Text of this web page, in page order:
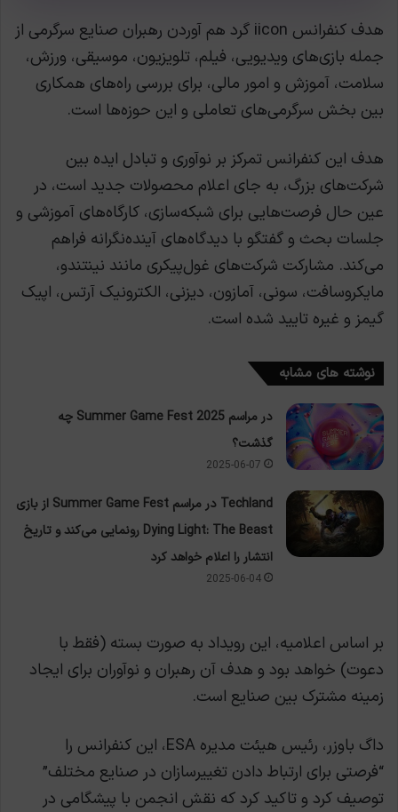
هدف کنفرانس iicon گرد هم آوردن رهبران صنایع سرگرمی از
جمله بازی‌های ویدیویی، فیلم، تلویزیون، موسیقی، ورزش،
سلامت، آموزش و امور مالی، برای بررسی راه‌های همکاری
بین بخش سرگرمی‌های تعاملی و این حوزه‌ها است.
هدف این کنفرانس تمرکز بر نوآوری و تبادل ایده بین
شرکت‌های بزرگ، به جای اعلام محصولات جدید است، در
عین حال فرصت‌هایی برای شبکه‌سازی، کارگاه‌های آموزشی و
جلسات بحث و گفتگو با دیدگاه‌های آینده‌نگرانه فراهم
می‌کند. مشارکت شرکت‌های غول‌پیکری مانند نینتندو،
مایکروسافت، سونی، آمازون، دیزنی، الکترونیک آرتس، اپیک
گیمز و غیره تایید شده است.
نوشته های مشابه
در مراسم Summer Game Fest 2025 چه
گذشت؟
2025-06-07
Techland در مراسم Summer Game Fest از بازی
Dying Light: The Beast رونمایی می‌کند و تاریخ
انتشار را اعلام خواهد کرد
2025-06-04
بر اساس اعلامیه، این رویداد به صورت بسته (فقط با
دعوت) خواهد بود و هدف آن رهبران و نوآوران برای ایجاد
زمینه مشترک بین صنایع است.
داگ باوزر، رئیس هیئت مدیره ESA، این کنفرانس را
“فرصتی برای ارتباط دادن تغییرسازان در صنایع مختلف”
توصیف کرد و تاکید کرد که نقش انجمن با پیشگامی در